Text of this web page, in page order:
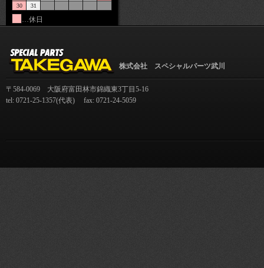
30
31
…休日
株式会社 スペシャルパーツ武川
〒584-0069 大阪府富田林市錦織東3丁目5-16
tel: 0721-25-1357(代表) fax: 0721-24-5059